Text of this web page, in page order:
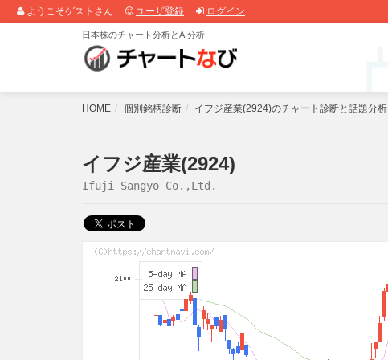
ようこそゲストさん ユーザ登録 ログイン
日本株のチャート分析とAI分析
HOME 個別銘柄診断 イフジ産業(2924)のチャート診断と話題分析
イフジ産業(2924)
Ifuji Sangyo Co.,Ltd.